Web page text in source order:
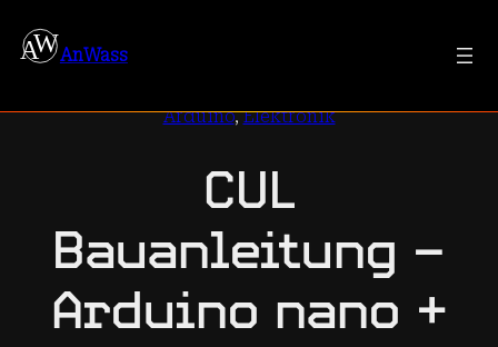
InhaltAnWass
Arduino, Elektronik
CUL
Bauanleitung –
Arduino nano +